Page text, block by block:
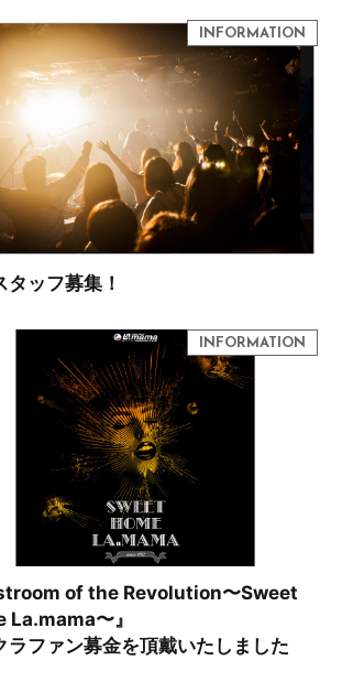
タッフ募集！
of the Revolution〜Sweet
La.mama〜』
ラファン募金を頂戴いたしました